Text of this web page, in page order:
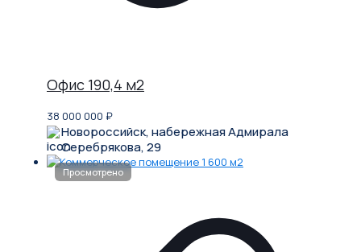
Офис 190,4 м2
38 000 000 ₽
Новороссийск, набережная Адмирала
Серебрякова, 29